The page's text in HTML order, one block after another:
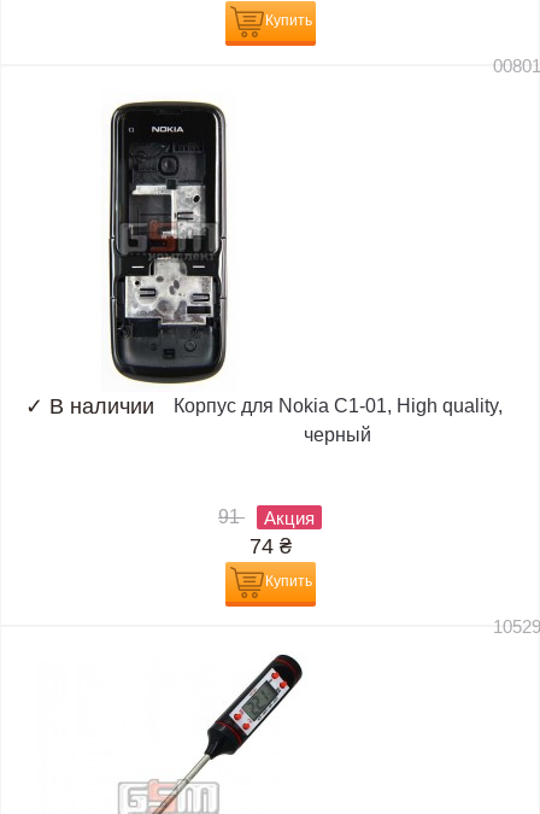
Купить
✓ В наличии
Корпус для Nokia C1-01, High quality,
черный
91 Акция
74 ₴
Купить